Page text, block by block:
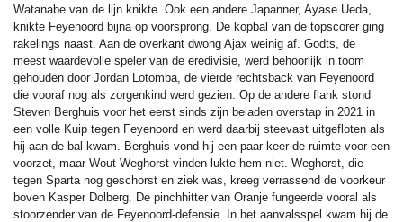
Watanabe van de lijn knikte. Ook een andere Japanner, Ayase Ueda,
knikte Feyenoord bijna op voorsprong. De kopbal van de topscorer ging
rakelings naast. Aan de overkant dwong Ajax weinig af. Godts, de
meest waardevolle speler van de eredivisie, werd behoorlijk in toom
gehouden door Jordan Lotomba, de vierde rechtsback van Feyenoord
die vooraf nog als zorgenkind werd gezien. Op de andere flank stond
Steven Berghuis voor het eerst sinds zijn beladen overstap in 2021 in
een volle Kuip tegen Feyenoord en werd daarbij steevast uitgefloten als
hij aan de bal kwam. Berghuis vond hij een paar keer de ruimte voor een
voorzet, maar Wout Weghorst vinden lukte hem niet. Weghorst, die
tegen Sparta nog geschorst en ziek was, kreeg verrassend de voorkeur
boven Kasper Dolberg. De pinchhitter van Oranje fungeerde vooral als
stoorzender van de Feyenoord-defensie. In het aanvalsspel kwam hij de